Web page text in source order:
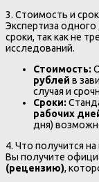
3. Стоимость и
Экспертиза
сроки, так как не
исследований.
Стоимость:
рублей в
случая и
Сроки:
рабочих
дня)
4. Что получится
Вы получите
(рецензию),